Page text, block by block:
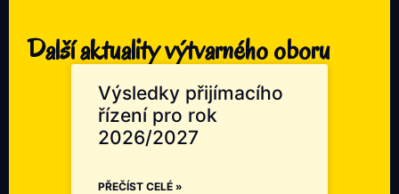
Další aktuality výtvarného oboru
Výsledky přijímacího
řízení pro rok
2026/2027
PŘEČÍST CELÉ »